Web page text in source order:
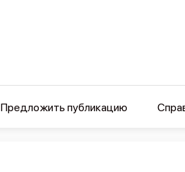
Предложить публикацию